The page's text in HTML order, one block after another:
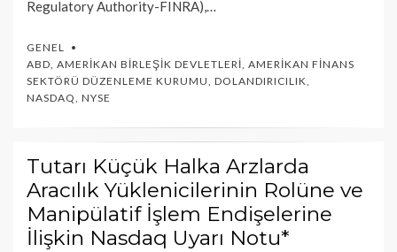
Regulatory Authority-FINRA),…
GENEL
ABD, AMERIKAN BIRLEŞIK DEVLETLERI, AMERIKAN FINANS
SEKTÖRÜ DÜZENLEME KURUMU, DOLANDIRICILIK,
NASDAQ, NYSE
Tutarı Küçük Halka Arzlarda
Aracılık Yüklenicilerinin Rolüne ve
Manipülatif İşlem Endişelerine
İlişkin Nasdaq Uyarı Notu*